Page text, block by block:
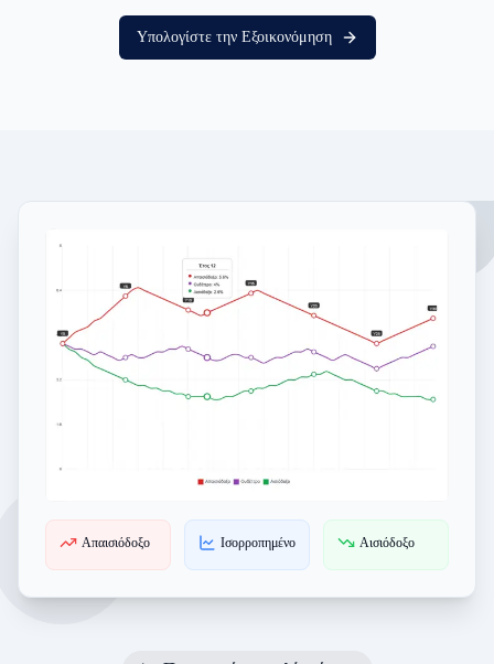
Υπολογίστε την Εξοικονόμηση
Απαισιόδοξο Ισορροπημένο Αισιόδοξο